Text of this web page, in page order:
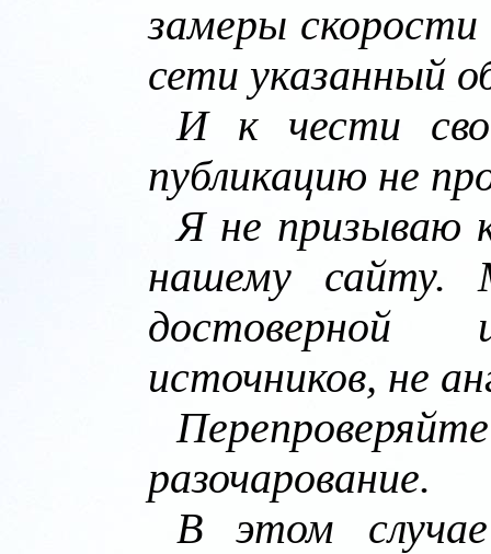
замеры
сети указанный
И к чести
публикацию не
Я не призываю
нашему сайту.
достоверной
источников, не
разочарование.
В этом